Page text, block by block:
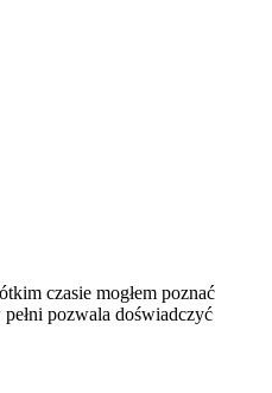
czasie mogłem poznać
pozwala doświadczyć